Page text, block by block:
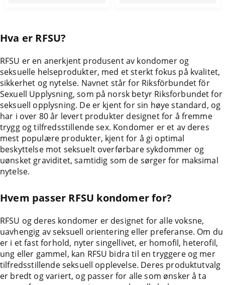
Hva er RFSU?
RFSU er en anerkjent produsent av kondomer og
seksuelle helseprodukter, med et sterkt fokus på kvalitet,
sikkerhet og nytelse. Navnet står for Riksförbundet för
Sexuell Upplysning, som på norsk betyr Riksforbundet for
seksuell opplysning. De er kjent for sin høye standard, og
har i over 80 år levert produkter designet for å fremme
trygg og tilfredsstillende sex. Kondomer er et av deres
mest populære produkter, kjent for å gi optimal
beskyttelse mot seksuelt overførbare sykdommer og
uønsket graviditet, samtidig som de sørger for maksimal
nytelse.
Hvem passer RFSU kondomer for?
RFSU og deres kondomer er designet for alle voksne,
uavhengig av seksuell orientering eller preferanse. Om du
er i et fast forhold, nyter singellivet, er homofil, heterofil,
ung eller gammel, kan RFSU bidra til en tryggere og mer
tilfredsstillende seksuell opplevelse. Deres produktutvalg
er bredt og variert, og passer for alle som ønsker å ta